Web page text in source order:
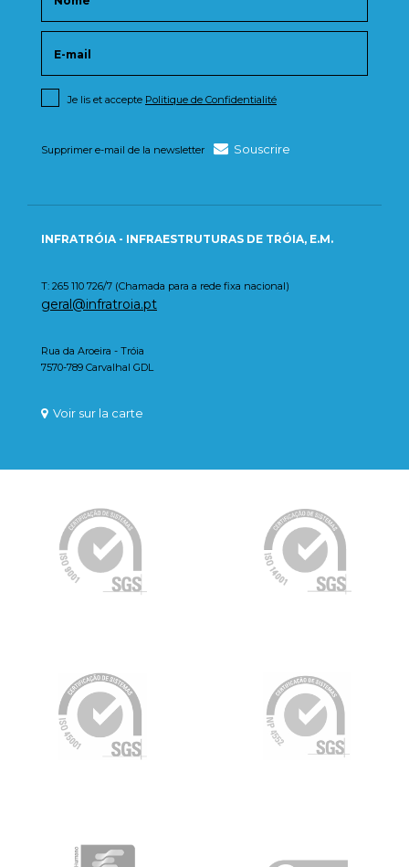
Je lis et accepte Politique de Confidentialité
Supprimer e-mail de la newsletter Souscrire
INFRATRÓIA - INFRAESTRUTURAS DE TRÓIA, E.M.
T: 265 110 726/7 (Chamada para a rede fixa nacional)
geral@infratroia.pt
Rua da Aroeira - Tróia
7570-789 Carvalhal GDL
Voir sur la carte